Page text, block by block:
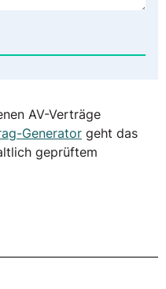
AV-Verträge
Generator geht das
geprüftem